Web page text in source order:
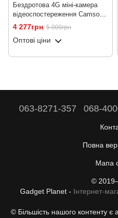
Бездротова 4G міні-камера
відеоспостереження Camsoy
S60G з подвійною лінзою та
датчиком руху, 3 Мп, 2К,
iOS/Android
4 277грн 5 000грн
Оптові ціни
063-8271-357 068-
Повна
Мапа
©
Gadget Planet - Інтернет-
© Більшість нашого контенту є